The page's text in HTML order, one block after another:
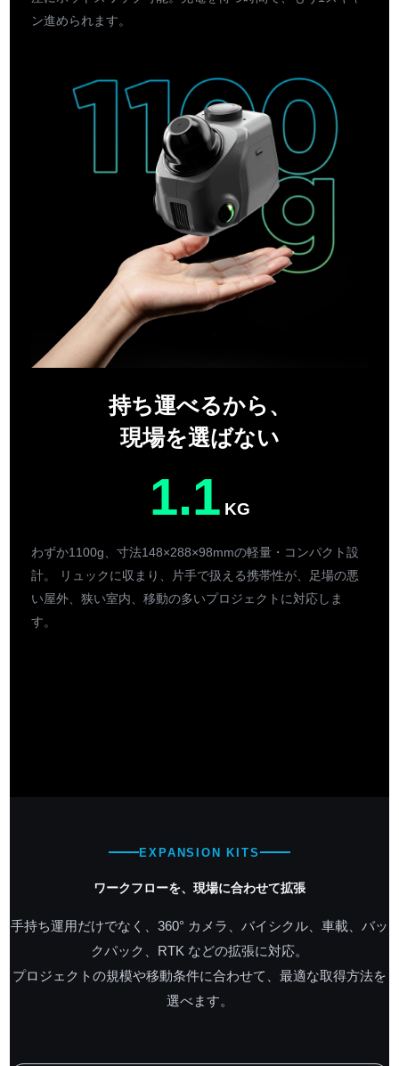
ン進められます。
持ち運べるから、
現場を選ばない
1.1 KG
わずか1100g、寸法148×288×98mmの軽量・コンパクト設
計。 リュックに収まり、片手で扱える携帯性が、足場の悪
い屋外、狭い室内、移動の多いプロジェクトに対応しま
す。
EXPANSION KITS
ワークフローを、 現場に合わせて拡張
手持ち運用だけでなく、360° カメラ、バイシクル、車載、バッ
クパック、RTK などの拡張に対応。
プロジェクトの規模や移動条件に合わせて、最適な取得方法を
選べます。